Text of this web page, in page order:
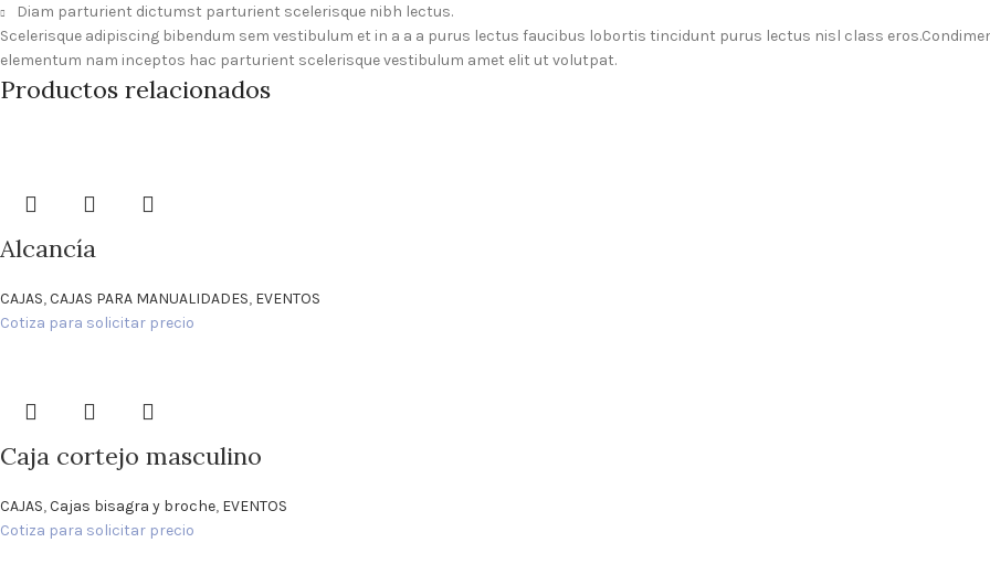
Diam parturient dictumst parturient scelerisque nibh lectus.
Scelerisque adipiscing bibendum sem vestibulum et in a a a purus lectus faucibus lobortis tincidunt purus lectus nisl class
elementum nam inceptos hac parturient scelerisque vestibulum amet elit ut volutpat.
Productos relacionados
Alcancía
CAJAS,CAJAS PARA MANUALIDADES, EVENTOS
Cotiza para solicitar precio
Caja cortejo masculino
CAJAS,Cajas bisagra y broche, EVENTOS
Cotiza para solicitar precio